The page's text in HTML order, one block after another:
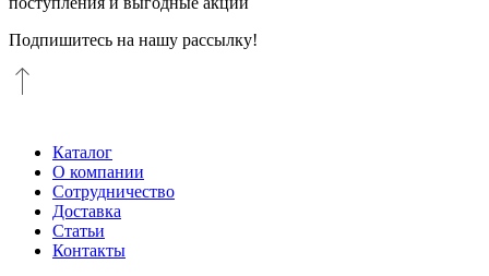
Подпишитесь на нашу рассылку!
Каталог
О компании
Сотрудничество
Доставка
Статьи
Контакты